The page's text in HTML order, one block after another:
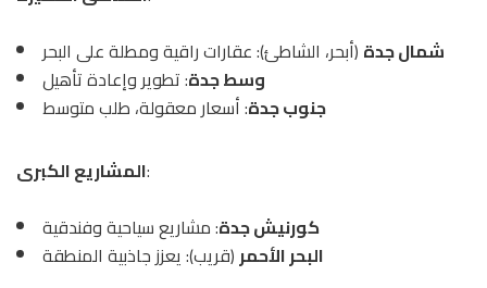
شمال جدة (أبحر، الشاطئ): عقارات راقية ومطلة على البحر
وسط جدة: تطوير وإعادة تأهيل
جنوب جدة: أسعار معقولة، طلب متوسط
المشاريع الكبرى:
كورنيش جدة: مشاريع سياحية وفندقية
البحر الأحمر (قريب): يعزز جاذبية المنطقة